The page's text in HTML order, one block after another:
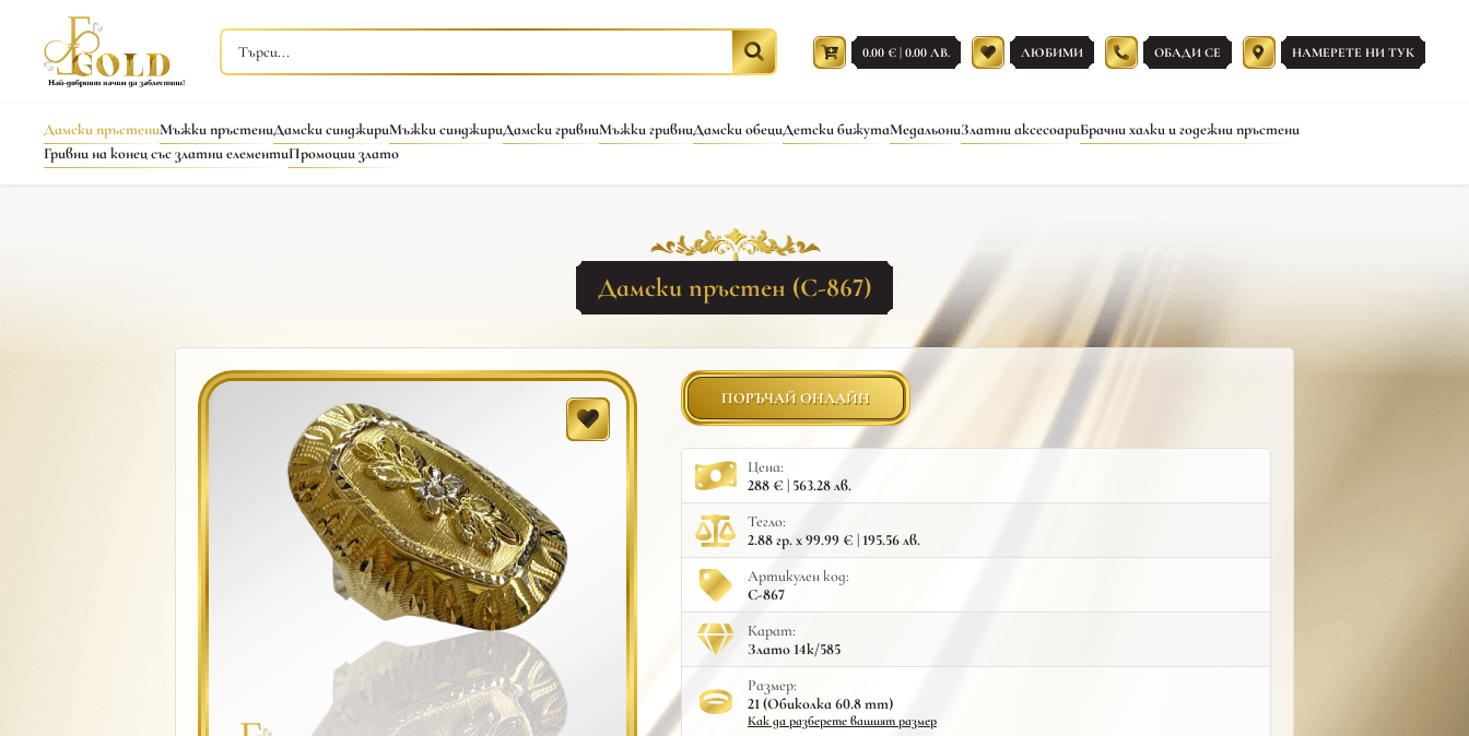
0.00 € | 0.00 ЛВ. ЛЮБИМИ ОБАДИ СЕ НАМЕРЕТЕ НИ ТУК
Дамски пръстениМъжки пръстениДамски синджириМъжки синджириДамски гривниМъжки гривниДамски обециДетски бижутаМедальониЗлатни аксесоариБрачни халки и годежни пръстени
Гривни на конец със златни елементиПромоции злато
Дамски пръстен (С-867)
ПОРЪЧАЙ ОНЛАЙН
Цена:
288 € | 563.28 лв.
Тегло:
2.88 гр. x 99.99 € | 195.56 лв.
Артикулен код:
С-867
Карат:
Злато 14к/585
Размер:
21 (Обиколка 60.8 mm)
Как да разберете вашият размер